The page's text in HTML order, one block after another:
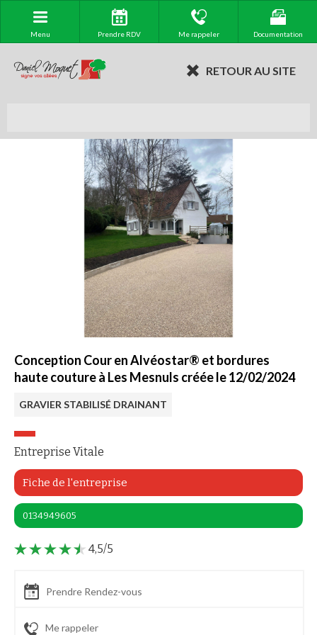
Menu Prendre RDV Me rappeler Documentation
RETOUR AU SITE
Conception Cour en Alvéostar® et bordures
haute couture à Les Mesnuls créée le 12/02/2024
GRAVIER STABILISÉ DRAINANT
Entreprise Vitale
Fiche de l'entreprise
0134949605
4,5/5
Prendre Rendez-vous
Me rappeler